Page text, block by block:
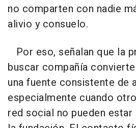
no comparten con nadie
alivio y consuelo.
Por eso, señalan que la
buscar compañía
una fuente consistente de
especialmente cuando
red social no pueden